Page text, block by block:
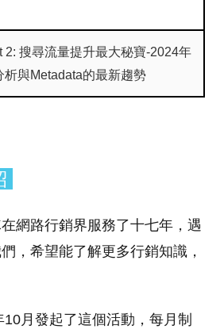
搜尋流量提升最大秘寶-2024年
析與Metadata的最新趨勢
網路行銷界服務了十七年，遇
，希望能了解更多行銷知識，
月發起了這個活動，每月制